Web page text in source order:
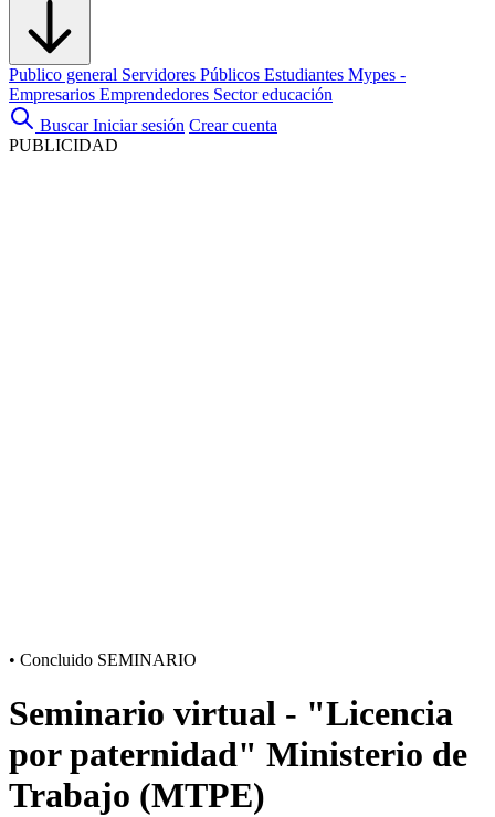
Publico general Servidores Públicos Estudiantes Mypes -
Empresarios Emprendedores Sector educación
Buscar Iniciar sesión Crear cuenta
PUBLICIDAD
• Concluido SEMINARIO
Seminario virtual - "Licencia
por paternidad" Ministerio de
Trabajo (MTPE)